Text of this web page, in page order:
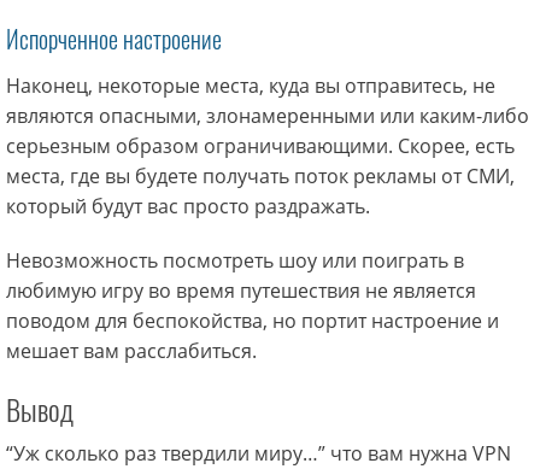
Испорченное настроение
Наконец, некоторые места, куда вы отправитесь, не
являются опасными, злонамеренными или каким-либо
серьезным образом ограничивающими. Скорее, есть
места, где вы будете получать поток рекламы от СМИ,
который будут вас просто раздражать.
Невозможность посмотреть шоу или поиграть в
любимую игру во время путешествия не является
поводом для беспокойства, но портит настроение и
мешает вам расслабиться.
Вывод
“Уж сколько раз твердили миру…” что вам нужна VPN